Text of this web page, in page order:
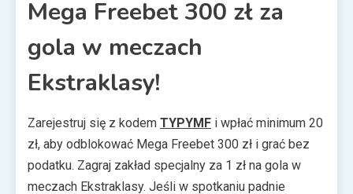
Mega Freebet 300 zł za
gola w meczach
Ekstraklasy!
Zarejestruj się z kodem TYPYMF i wpłać minimum 20
zł, aby odblokować Mega Freebet 300 zł i grać bez
podatku. Zagraj zakład specjalny za 1 zł na gola w
meczach Ekstraklasy. Jeśli w spotkaniu padnie